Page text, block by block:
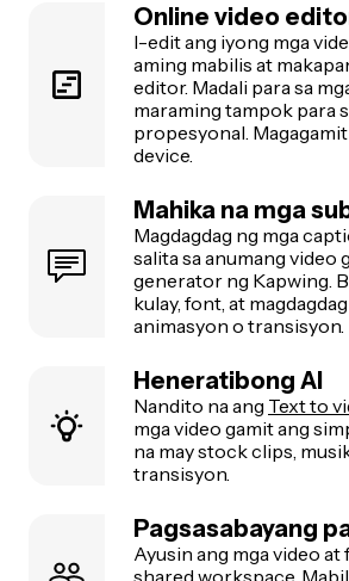
Online video
I-edit ang iyong mga
aming mabilis at
editor. Madali para sa
maraming tampok para
propesyonal.
device.
Mahika na mga
Magdagdag ng mga
salita sa anumang video
generator ng Kapwing.
kulay, font, at
animasyon o transisyon.
Heneratibong AI
Nandito na ang Text to
mga video gamit ang
na may stock clips,
transisyon.
Pagsasabayang
Ayusin ang mga video at
shared workspace.